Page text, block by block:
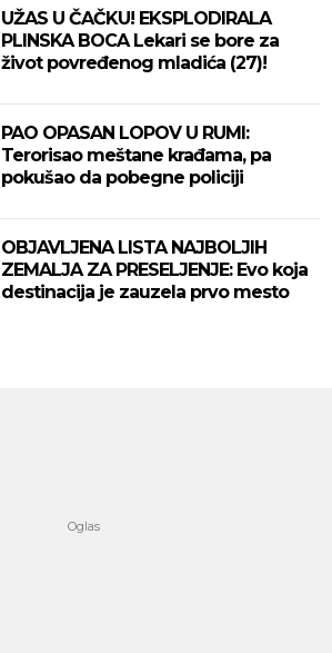
UŽAS U ČAČKU! EKSPLODIRALA
PLINSKA BOCA Lekari se bore za
život povređenog mladića (27)!
PAO OPASAN LOPOV U RUMI:
Terorisao meštane krađama, pa
pokušao da pobegne policiji
OBJAVLJENA LISTA NAJBOLJIH
ZEMALJA ZA PRESELJENJE: Evo koja
destinacija je zauzela prvo mesto